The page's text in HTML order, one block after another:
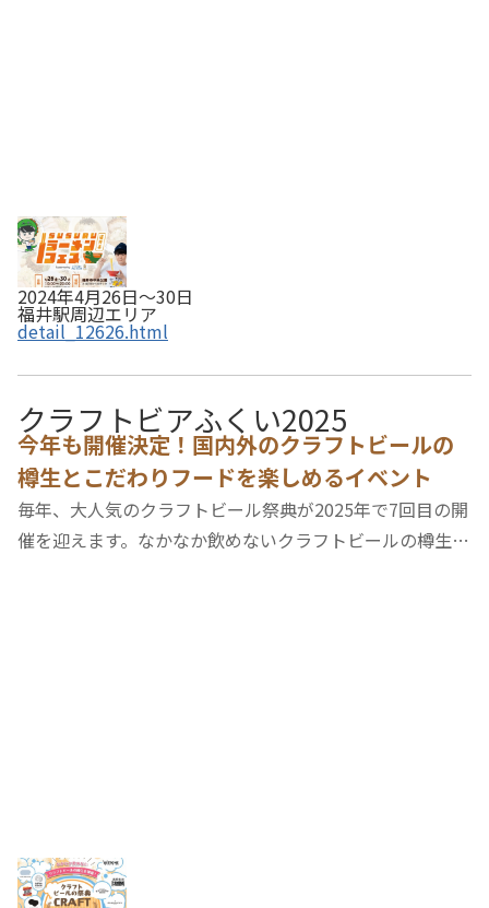
2024年4月26日～30日
福井駅周辺エリア
detail_12626.html
クラフトビアふくい2025
今年も開催決定！国内外のクラフトビールの
樽生とこだわりフードを楽しめるイベント
毎年、大人気のクラフトビール祭典が2025年で7回目の開
催を迎えます。なかなか飲めないクラフトビールの樽生を